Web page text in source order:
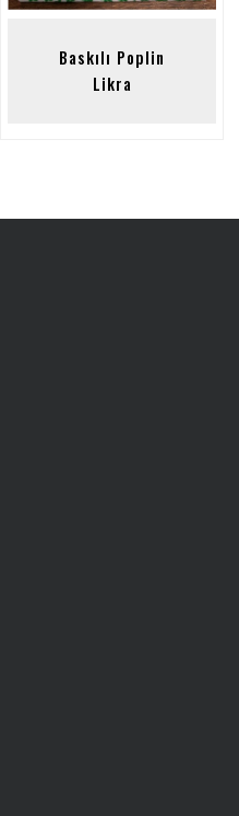
Baskılı Poplin
Likra